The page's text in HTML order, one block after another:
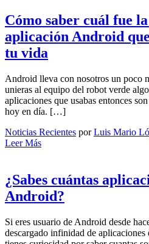
Cómo saber cuál fue
aplicación Android
tu vida
Android lleva con nosotros un poco
unieras al equipo del robot verde
aplicaciones que usabas entonces
hoy en día. […]
Noticias Recientes porLuis Mario
Leer Más
¿Sabes cuántas
Android?
Si eres usuario de Android desde
descargado infinidad de